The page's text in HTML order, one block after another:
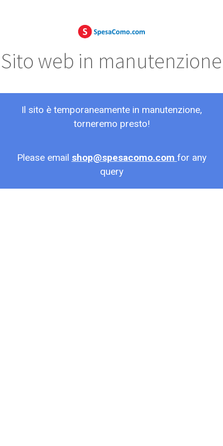
Sito web in manutenzione
Il sito è temporaneamente in manutenzione,
torneremo presto!
Please email shop@spesacomo.com for any
query